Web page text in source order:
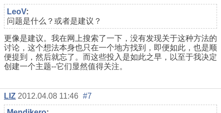
LeoV:
问题是什么？或者是建议？
更像是建议。我在网上搜索了一下，没有发现关于这种方法的
讨论，这个想法本身也只在一个地方找到，即便如此，也是顺
便提到，然后就忘了。而这些投入是如此之早，以至于我决定
创建一个主题--它们显然值得关注。
LIZ 2012.04.08 11:46 #7